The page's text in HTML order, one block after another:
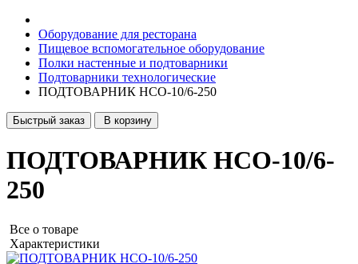
Оборудование для ресторана
Пищевое вспомогательное оборудование
Полки настенные и подтоварники
Подтоварники технологические
ПОДТОВАРНИК НСО-10/6-250
Быстрый заказ В корзину
ПОДТОВАРНИК НСО-10/6-
250
Все о товаре
Характеристики